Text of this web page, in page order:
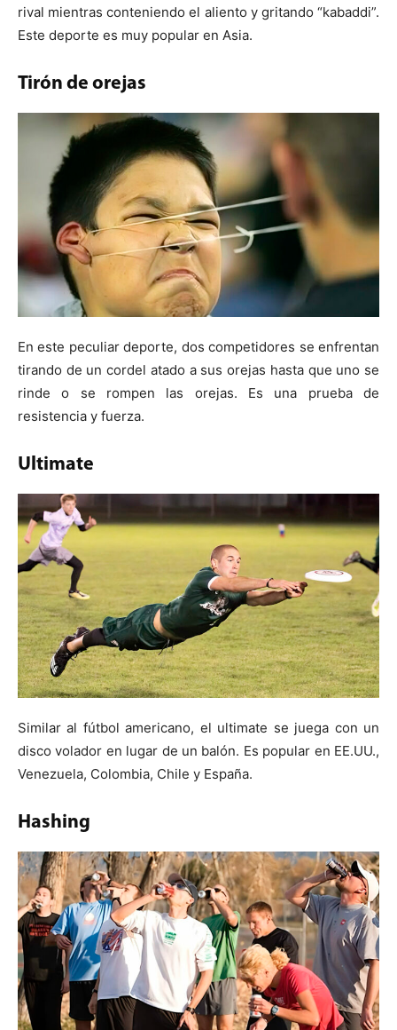
rival mientras conteniendo el aliento y gritando “kabaddi”.
Este deporte es muy popular en Asia.
Tirón de orejas
En este peculiar deporte, dos competidores se enfrentan
tirando de un cordel atado a sus orejas hasta que uno se
rinde o se rompen las orejas. Es una prueba de
resistencia y fuerza.
Ultimate
Similar al fútbol americano, el ultimate se juega con un
disco volador en lugar de un balón. Es popular en EE.UU.,
Venezuela, Colombia, Chile y España.
Hashing